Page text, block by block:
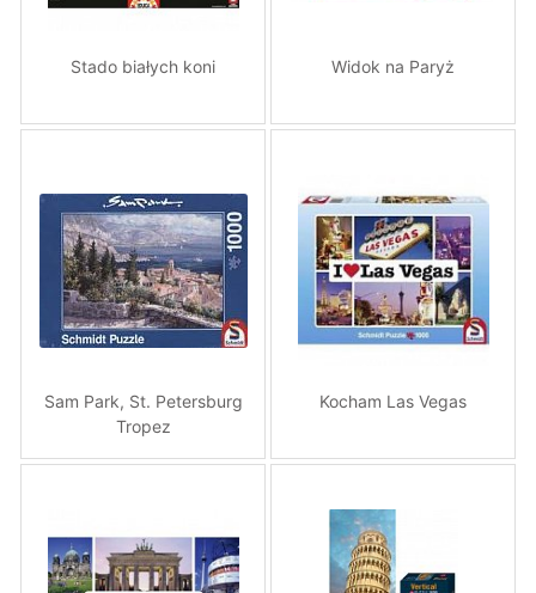
Stado białych koni Widok na Paryż
Sam Park, St. Petersburg
Tropez
Kocham Las Vegas